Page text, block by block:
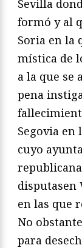
Sevilla
formó y al
Soria en la
mística de
a la que se
pena
Segovia en
cuyo
disputasen
en las que
No
para